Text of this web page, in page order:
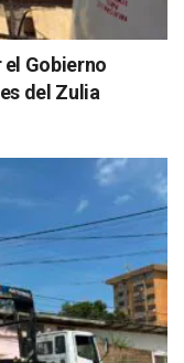
Gobierno
del Zulia